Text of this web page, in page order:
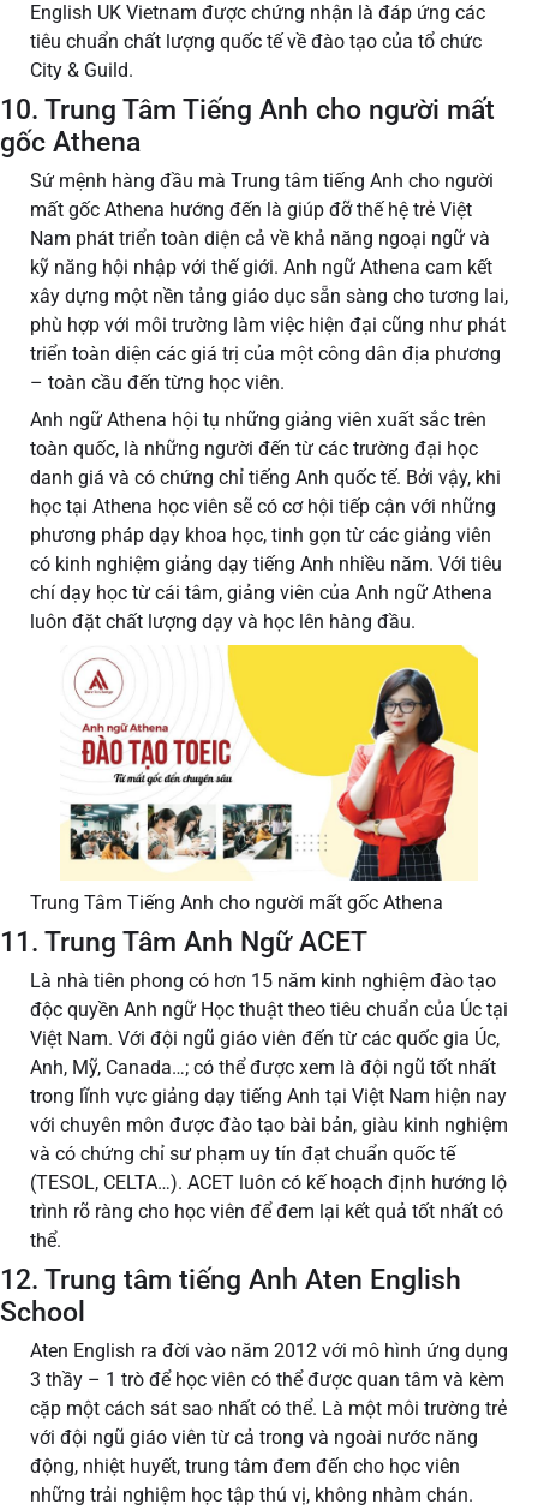
English UK Vietnam được chứng nhận là đáp ứng các
tiêu chuẩn chất lượng quốc tế về đào tạo của tổ chức
City & Guild.
10. Trung Tâm Tiếng Anh cho người mất
gốc Athena
Sứ mệnh hàng đầu mà Trung tâm tiếng Anh cho người
mất gốc Athena hướng đến là giúp đỡ thế hệ trẻ Việt
Nam phát triển toàn diện cả về khả năng ngoại ngữ và
kỹ năng hội nhập với thế giới. Anh ngữ Athena cam kết
xây dựng một nền tảng giáo dục sẵn sàng cho tương lai,
phù hợp với môi trường làm việc hiện đại cũng như phát
triển toàn diện các giá trị của một công dân địa phương
– toàn cầu đến từng học viên.
Anh ngữ Athena hội tụ những giảng viên xuất sắc trên
toàn quốc, là những người đến từ các trường đại học
danh giá và có chứng chỉ tiếng Anh quốc tế. Bởi vậy, khi
học tại Athena học viên sẽ có cơ hội tiếp cận với những
phương pháp dạy khoa học, tinh gọn từ các giảng viên
có kinh nghiệm giảng dạy tiếng Anh nhiều năm. Với tiêu
chí dạy học từ cái tâm, giảng viên của Anh ngữ Athena
luôn đặt chất lượng dạy và học lên hàng đầu.
Trung Tâm Tiếng Anh cho người mất gốc Athena
11. Trung Tâm Anh Ngữ ACET
Là nhà tiên phong có hơn 15 năm kinh nghiệm đào tạo
độc quyền Anh ngữ Học thuật theo tiêu chuẩn của Úc tại
Việt Nam. Với đội ngũ giáo viên đến từ các quốc gia Úc,
Anh, Mỹ, Canada…; có thể được xem là đội ngũ tốt nhất
trong lĩnh vực giảng dạy tiếng Anh tại Việt Nam hiện nay
với chuyên môn được đào tạo bài bản, giàu kinh nghiệm
và có chứng chỉ sư phạm uy tín đạt chuẩn quốc tế
(TESOL, CELTA…). ACET luôn có kế hoạch định hướng lộ
trình rõ ràng cho học viên để đem lại kết quả tốt nhất có
thể.
12. Trung tâm tiếng Anh Aten English
School
Aten English ra đời vào năm 2012 với mô hình ứng dụng
3 thầy – 1 trò để học viên có thể được quan tâm và kèm
cặp một cách sát sao nhất có thể. Là một môi trường trẻ
với đội ngũ giáo viên từ cả trong và ngoài nước năng
động, nhiệt huyết, trung tâm đem đến cho học viên
những trải nghiệm học tập thú vị, không nhàm chán.